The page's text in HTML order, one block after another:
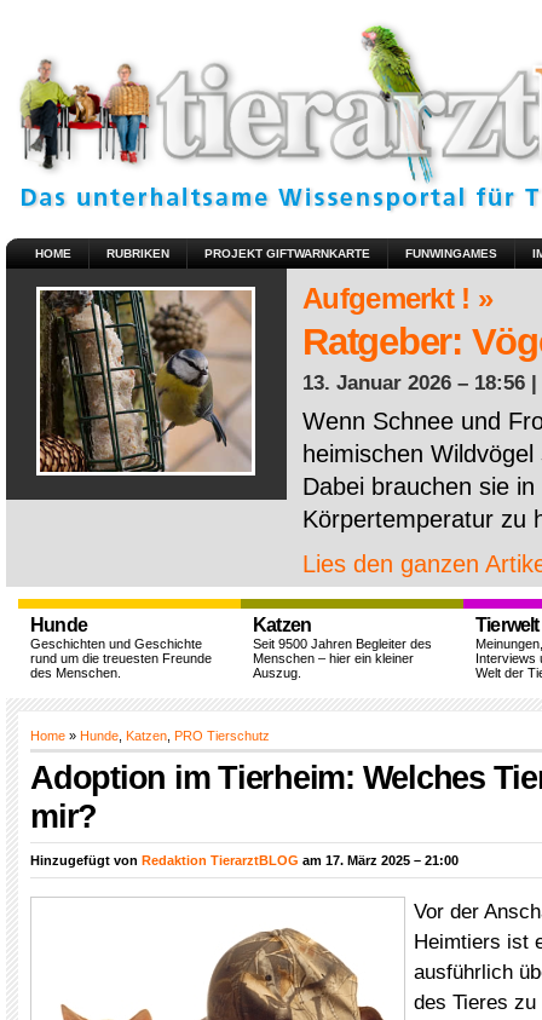
HOME RUBRIKEN PROJEKT GIFTWARNKARTE FUNWINGAMES
Aufgemerkt ! »
Ratgeber:
13. Januar 2026 – 18:56 |
Wenn Schnee und
heimischen
Dabei brauchen sie
Körpertemperatur zu
Lies den ganzen
Hunde
Geschichten und Geschichte
rund um die treuesten Freunde
des Menschen.
Katzen
Seit 9500 Jahren Begleiter des
Menschen – hier ein kleiner
Auszug.
Tierwelt
Interviews
Welt der
Home » Hunde Katzen PRO Tierschutz
Adoption im Tierheim: Welches
mir?
Hinzugefügt von Redaktion TierarztBLOG am 17. März 2025 – 21:00
Vor der
Heimtiers ist
ausführlich
des Tieres